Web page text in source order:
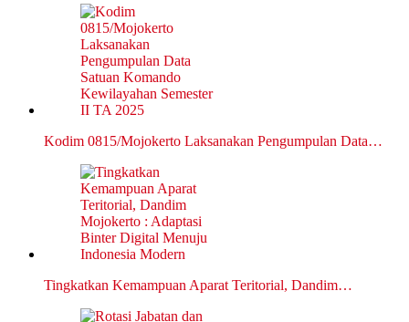
Kodim 0815/Mojokerto Laksanakan Pengumpulan Data…
Tingkatkan Kemampuan Aparat Teritorial, Dandim…